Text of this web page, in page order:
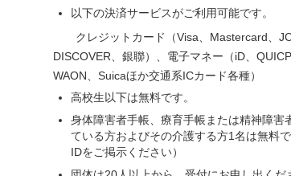
以下の決済サービスがご利用可能です。
クレジットカード（Visa、Mastercard、
DISCOVER、銀聯）、電子マネー（iD、
WAON、Suicaほか交通系ICカード各種）
高校生以下は無料です。
身体障害者手帳、療育手帳または精神障害
ている方およびその介護する方1名は無料
IDをご掲示ください）